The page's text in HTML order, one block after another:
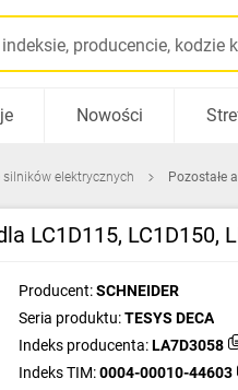
Nowości
silników elektrycznych Pozostałe
LC1D115, LC1D150,
Producent:SCHNEIDER
Seria produktu:TESYS DECA
Indeks producenta:LA7D3058
Indeks TIM:0004-00010-44603